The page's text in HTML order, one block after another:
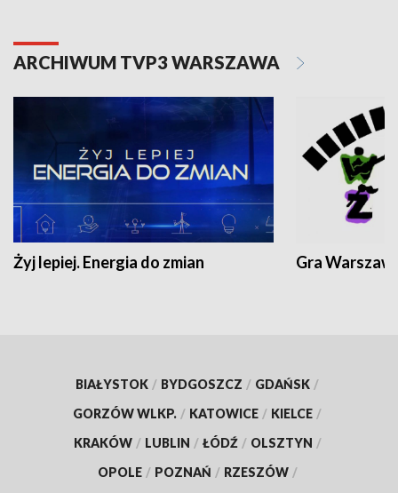
ARCHIWUM TVP3 WARSZAWA
Żyj lepiej. Energia do zmian Gra
BIAŁYSTOK / BYDGOSZCZ / GDAŃSK /
GORZÓW WLKP. / KATOWICE / KIELCE /
KRAKÓW / LUBLIN / ŁÓDŹ / OLSZTYN /
OPOLE / POZNAŃ / RZESZÓW /